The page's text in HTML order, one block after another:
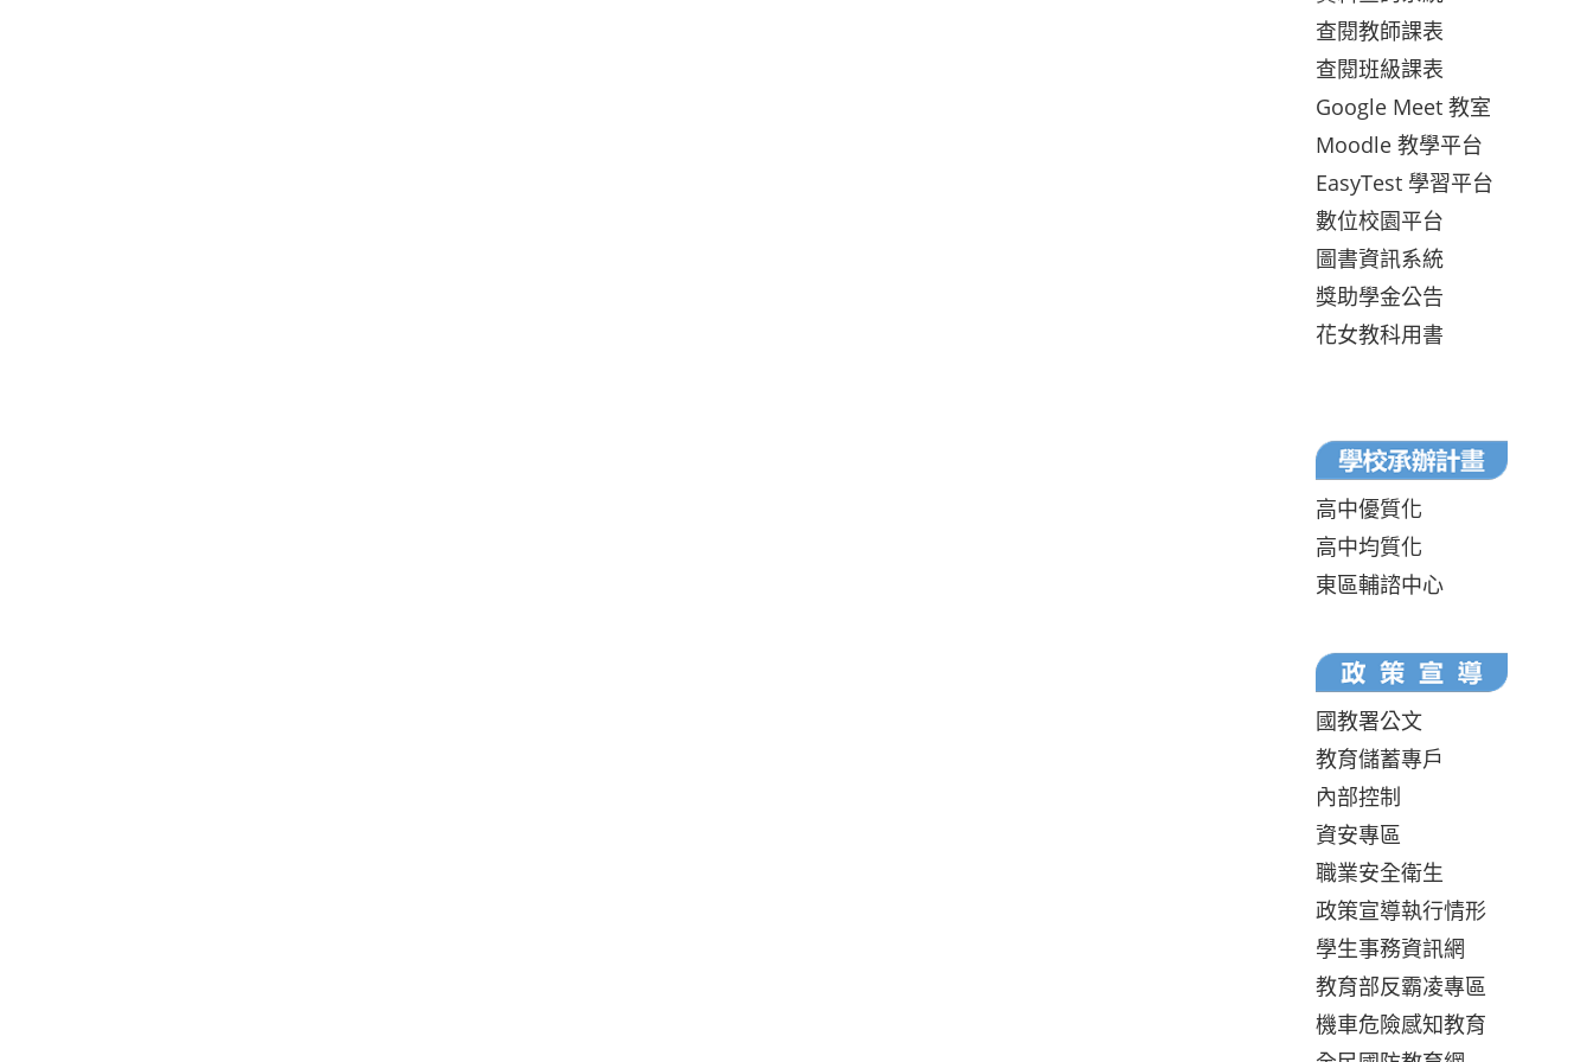
查閱教師課表
查閱班級課表
Google Meet 教室
Moodle 教學平台
EasyTest 學習平台
數位校園平台
圖書資訊系統
獎助學金公告
花女教科用書
高中優質化
高中均質化
東區輔諮中心
國教署公文
教育儲蓄專戶
內部控制
資安專區
職業安全衛生
政策宣導執行情形
學生事務資訊網
教育部反霸凌專區
機車危險感知教育